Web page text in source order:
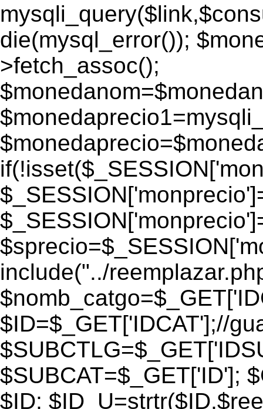
die(mysql_error());
>fetch_assoc();
include("../
$ID=$_GET['IDCAT'];//
$SUBCAT=$_GET['ID'];
$ID;